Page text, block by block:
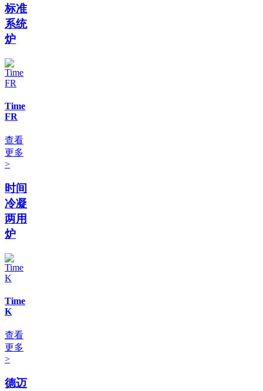
标准
系统
炉
Time
FR
查看
更多
>
时间
冷凝
两用
炉
Time
K
查看
更多
>
德迈